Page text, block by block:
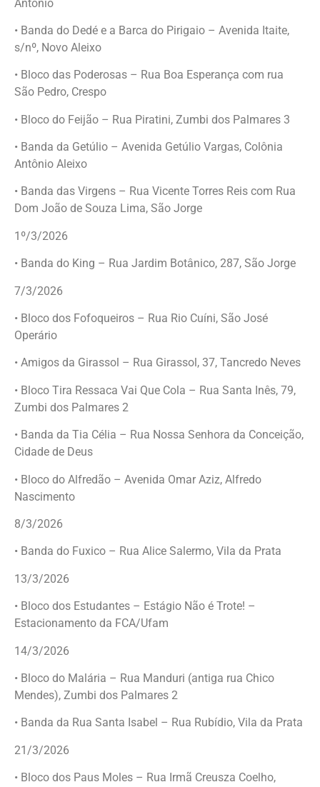
Antônio
• Banda do Dedé e a Barca do Pirigaio – Avenida Itaite,
s/nº, Novo Aleixo
• Bloco das Poderosas – Rua Boa Esperança com rua
São Pedro, Crespo
• Bloco do Feijão – Rua Piratini, Zumbi dos Palmares 3
• Banda da Getúlio – Avenida Getúlio Vargas, Colônia
Antônio Aleixo
• Banda das Virgens – Rua Vicente Torres Reis com Rua
Dom João de Souza Lima, São Jorge
1º/3/2026
• Banda do King – Rua Jardim Botânico, 287, São Jorge
7/3/2026
• Bloco dos Fofoqueiros – Rua Rio Cuíni, São José
Operário
• Amigos da Girassol – Rua Girassol, 37, Tancredo Neves
• Bloco Tira Ressaca Vai Que Cola – Rua Santa Inês, 79,
Zumbi dos Palmares 2
• Banda da Tia Célia – Rua Nossa Senhora da Conceição,
Cidade de Deus
• Bloco do Alfredão – Avenida Omar Aziz, Alfredo
Nascimento
8/3/2026
• Banda do Fuxico – Rua Alice Salermo, Vila da Prata
13/3/2026
• Bloco dos Estudantes – Estágio Não é Trote! –
Estacionamento da FCA/Ufam
14/3/2026
• Bloco do Malária – Rua Manduri (antiga rua Chico
Mendes), Zumbi dos Palmares 2
• Banda da Rua Santa Isabel – Rua Rubídio, Vila da Prata
21/3/2026
• Bloco dos Paus Moles – Rua Irmã Creusza Coelho,